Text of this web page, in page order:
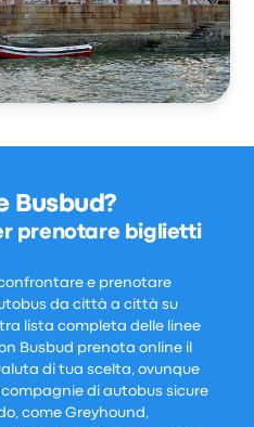
Busbud?
prenotare biglietti
e prenotare
da città a città su
lista completa delle linee
Busbud prenota online il
di tua scelta, ovunque
di autobus sicure
come Greyhound,